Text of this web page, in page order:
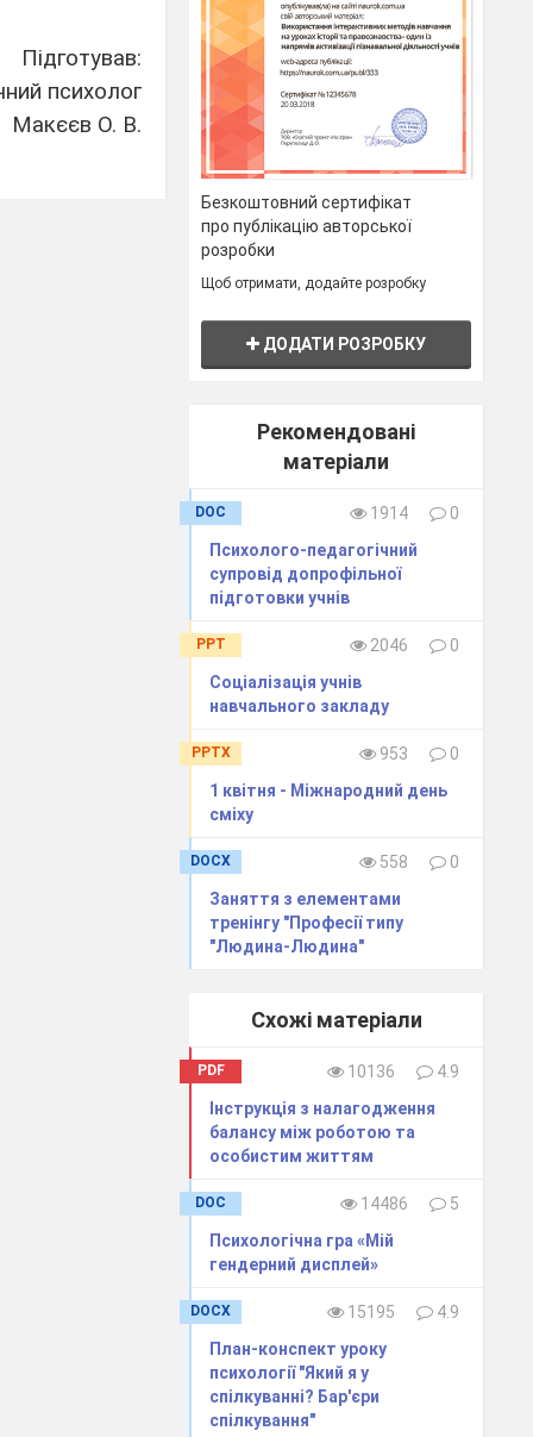
Підготував:
психолог
Макєєв О. В.
Безкоштовний сертифікат
про публікацію авторської
розробки
Щоб отримати, додайте розробку
ДОДАТИ РОЗРОБКУ
Рекомендовані
матеріали
DOC 1914
0
Психолого-педагогічний
супровід допрофільної
підготовки учнів
PPT 2046
0
Соціалізація учнів
навчального закладу
PPTX 953
0
1 квітня - Міжнародний день
сміху
DOCX 558
0
Заняття з елементами
тренінгу "Професії типу
"Людина-Людина"
Схожі матеріали
PDF 10136
4.9
Інструкція з налагодження
балансу між роботою та
особистим життям
DOC 14486
5
Психологічна гра «Мій
гендерний дисплей»
DOCX 15195
4.9
План-конспект уроку
психології "Який я у
спілкуванні? Бар'єри
спілкування"